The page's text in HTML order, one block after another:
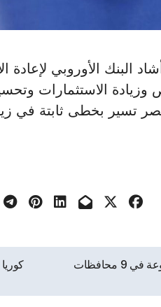
أ ش أ/ أشاد البنك الأوروبي
وزيادة الاستثمارات
تسير بخطى ثابتة في
ضبط كميات من المخدرات المتنوعة في 9 محافظات
كوريا